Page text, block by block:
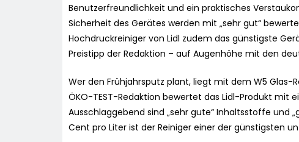
Benutzerfreundlichkeit und ein praktisches
Sicherheit des Gerätes werden mit „sehr gut“
Hochdruckreiniger von Lidl zudem das günstigste
Preistipp der Redaktion – auf Augenhöhe mit den
Wer den Frühjahrsputz plant, liegt mit dem W5 Glas-
ÖKO-TEST-Redaktion bewertet das Lidl-Produkt mit
Ausschlaggebend sind „sehr gute“ Inhaltsstoffe und
Cent pro Liter ist der Reiniger einer der günstigsten